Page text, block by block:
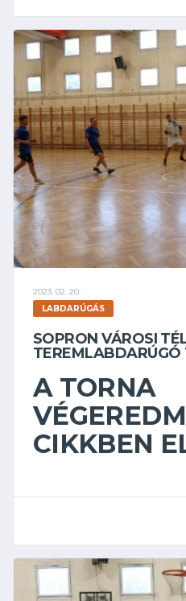
2023. 02. 20.
LABDARÚGÁS
SOPRON VÁROSI
A TORNA
CIKKBEN